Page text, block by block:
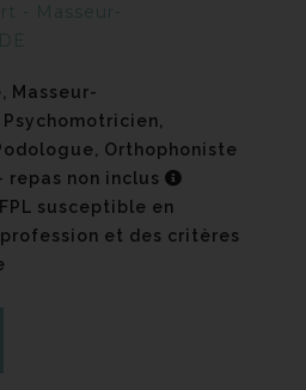
- Masseur-
Masseur-
Orthophoniste
repas non inclus
susceptible en
et des critères